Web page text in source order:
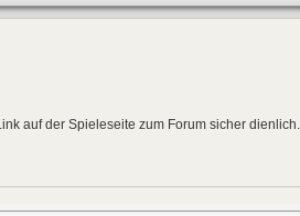
auf der Spieleseite zum Forum sicher dienlich.